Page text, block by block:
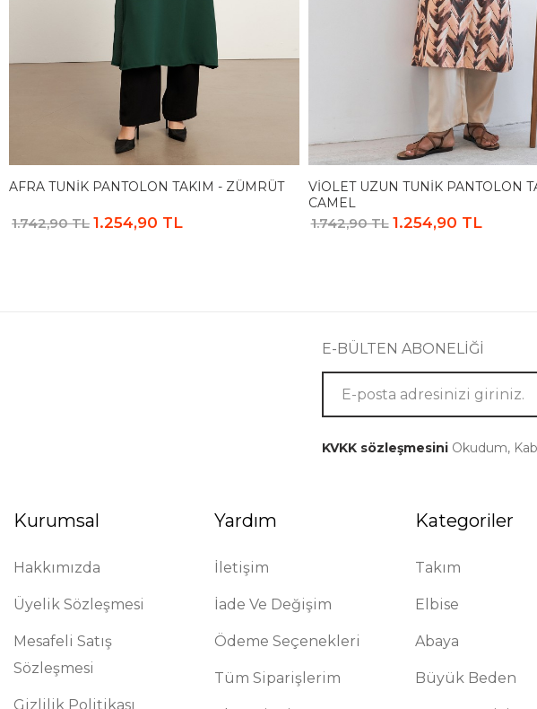
AFRA TUNIK PANTOLON TAKIM - ZÜMRÜT
1.742,90 TL 1.254,90 TL
VIOLET UZUN TUNIK PANTOLON
CAMEL
1.742,90 TL 1.254,90 TL
E-BÜLTEN ABONELİĞİ
KVKK sözleşmesiniOkudum,
Kurumsal
Hakkımızda
Üyelik Sözleşmesi
Mesafeli Satış
Sözleşmesi
Gizlilik Politikası
Yardım
İletişim
İade Ve Değişim
Ödeme Seçenekleri
Tüm Siparişlerim
Kategoriler
Takım
Elbise
Abaya
Büyük Beden